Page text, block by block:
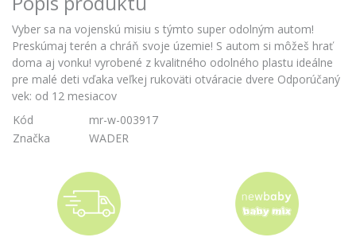
Vyber sa na vojenskú misiu s týmto super odolným autom!
Preskúmaj terén a chráň svoje územie! S autom si môžeš hrať
doma aj vonku! vyrobené z kvalitného odolného plastu ideálne
pre malé deti vďaka veľkej rukoväti otváracie dvere Odporúčaný
vek: od 12 mesiacov
Kód
mr-w-003917
Značka
WADER